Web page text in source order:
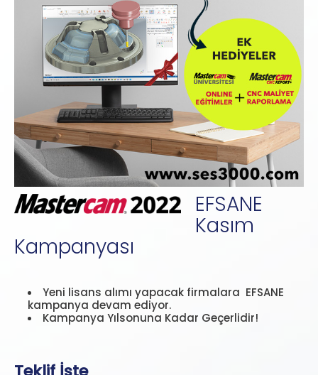
EFSANE
Kasım
Kampanyası
Yeni lisans alımı yapacak firmalara EFSANE
kampanya devam ediyor.
Kampanya Yılsonuna Kadar Geçerlidir!